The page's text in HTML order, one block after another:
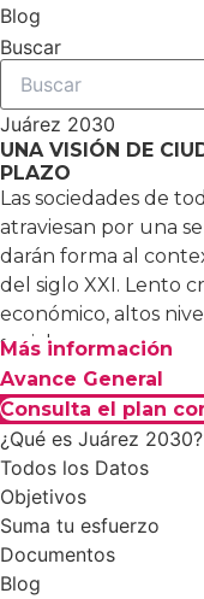
Blog
Buscar
Juárez 2030
UNA VISIÓN DE
PLAZO
Las sociedades de
atraviesan por una
darán forma al
del siglo XXI. Lento
económico, altos
social…
Más información
Avance General
Consulta el plan
¿Qué es Juárez 2030?
Todos los Datos
Objetivos
Suma tu esfuerzo
Documentos
Blog